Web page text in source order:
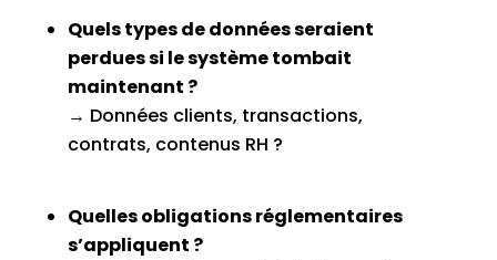
Quels types de données seraient
perdues si le système tombait
maintenant ?
→ Données clients, transactions,
contrats, contenus RH ?
Quelles obligations réglementaires
s’appliquent ?